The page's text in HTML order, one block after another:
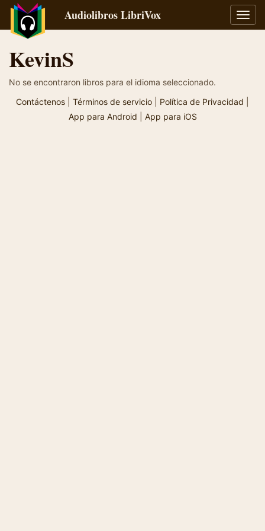
Audiolibros LibriVox
KevinS
No se encontraron libros para el idioma seleccionado.
Contáctenos
Términos de servicio Política de Privacidad
App para Android
App para iOS